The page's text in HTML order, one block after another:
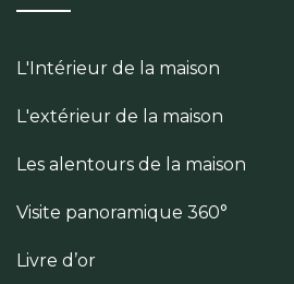
L'Intérieur de la maison
L'extérieur de la maison
Les alentours de la maison
Visite panoramique 360°
Livre d’or